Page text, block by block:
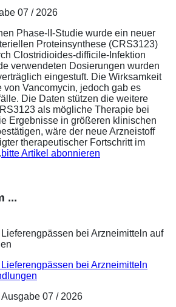
07 / 2026
Phase-II-Studie wurde ein neuer
Proteinsynthese (CRS3123)
Clostridioides-difficile-Infektion
verwendeten Dosierungen wurden
eingestuft. Die Wirksamkeit
Vancomycin, jedoch gab es
Die Daten stützen die weitere
als mögliche Therapie bei
Ergebnisse in größeren klinischen
wäre der neue Arzneistoff
therapeutischer Fortschritt im
bitte Artikel abonnieren
...
bei Arzneimitteln
07 / 2026